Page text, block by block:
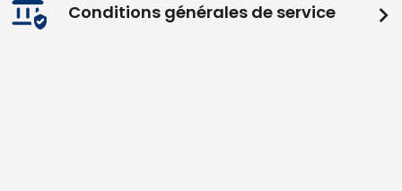
Conditions générales de service